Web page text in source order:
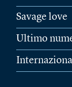
Savage love
Ultimo